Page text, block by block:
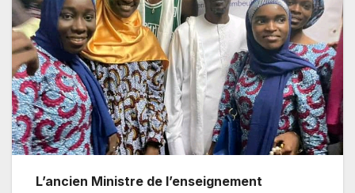
L’ancien Ministre de l’enseignement